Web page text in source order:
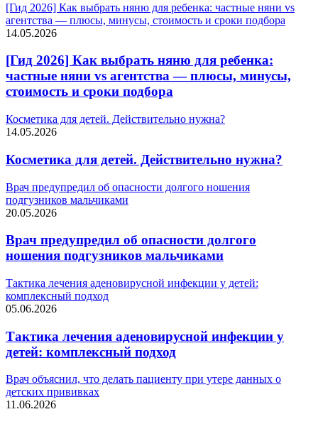
[Гид 2026] Как выбрать няню для ребенка: частные няни vs
агентства — плюсы, минусы, стоимость и сроки подбора
14.05.2026
[Гид 2026] Как выбрать няню для ребенка:
частные няни vs агентства — плюсы, минусы,
стоимость и сроки подбора
Косметика для детей. Действительно нужна?
14.05.2026
Косметика для детей. Действительно нужна?
Врач предупредил об опасности долгого ношения
подгузников мальчиками
20.05.2026
Врач предупредил об опасности долгого
ношения подгузников мальчиками
Тактика лечения аденовирусной инфекции у детей:
комплексный подход
05.06.2026
Тактика лечения аденовирусной инфекции у
детей: комплексный подход
Врач объяснил, что делать пациенту при утере данных о
детских прививках
11.06.2026